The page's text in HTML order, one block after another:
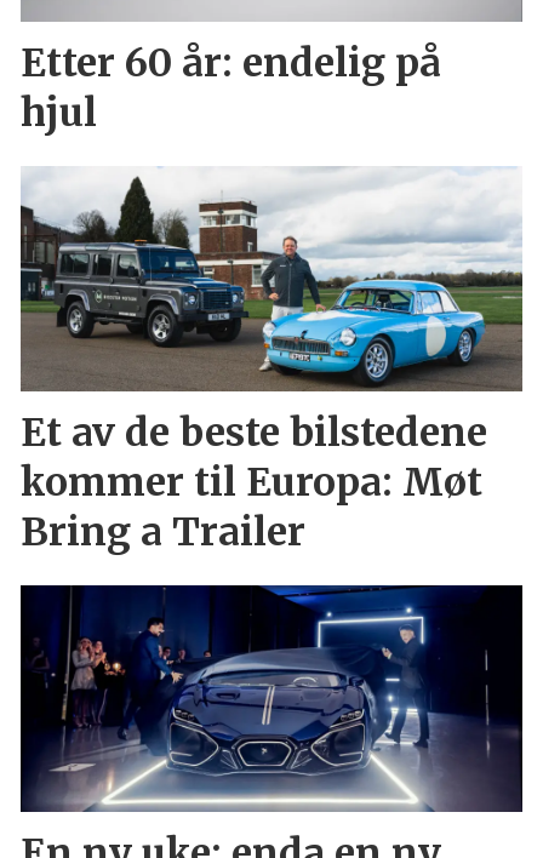
Etter 60 år: endelig på
hjul
Et av de beste bilstedene
kommer til Europa: Møt
Bring a Trailer